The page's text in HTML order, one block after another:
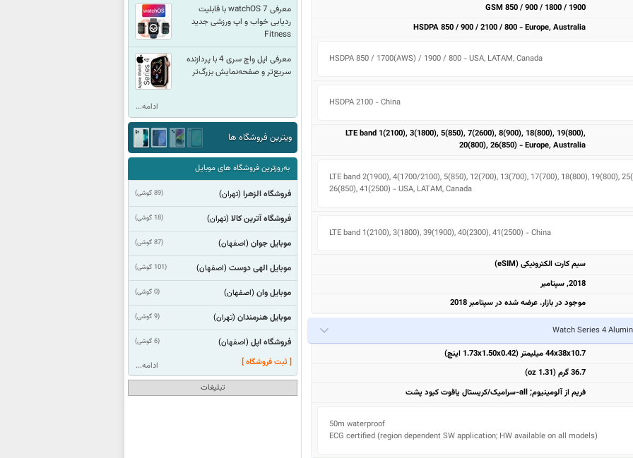
GSM 850 / 900 / 1800 / 1900
HSDPA 850 / 900 / 2100 / 800 - Europe, Australia
HSDPA 850 / 1700(AWS) / 1900 / 800 - USA, LATAM, Canada
HSDPA 2100 - China
LTE band 1(2100), 3(1800), 5(850), 7(2600), 8(900), 18(800), 19(800),
20(800), 26(850) - Europe, Australia
LTE band 2(1900), 4(1700/2100), 5(850), 12(700), 13(700), 17(700), 18(800), 19(800),
26(850), 41(2500) - USA, LATAM, Canada
LTE band 1(2100), 3(1800), 39(1900), 40(2300), 41(2500) - China
سیم کارت الکترونیکی (eSIM)
2018, سپتامبر
موجود در بازار. عرضه شده در سپتامبر 2018
44x38x10.7 میلیمتر (1.73x1.50x0.42 اینچ)
36.7 گرم (1.31 oz)
فریم از آلومینیوم; all-سرامیک/کریستال یاقوت کبود پشت
50m waterproof
ECG certified (region dependent SW application; HW available on all models)
معرفی watchOS 7 با قابلیت
ردیابی خواب و اپ ورزشی جدید
Fitness
معرفی اپل واچ سری 4 با پردازنده
سریع‌تر و صفحه‌نمایش بزرگ‌تر
ادامه...
ویترین فروشگاه ها
به‌روزترین فروشگاه های موبایل
(89 گوشی) فروشگاه الزهرا (تهران)
(18 گوشی) فروشگاه آترین کالا (تهران)
(87 گوشی) موبایل جوان (اصفهان)
(101 گوشی) موبایل الهی دوست (اصفهان)
(0 گوشی) موبایل وان (اصفهان)
(9 گوشی) موبایل هنرمندان (تهران)
(6 گوشی) فروشگاه اپل (اصفهان)
[ ثبت فروشگاه ]
ادامه...
تبلیغات